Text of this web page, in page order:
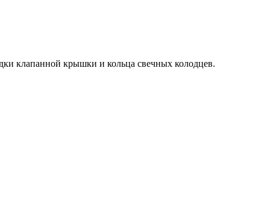
клапанной крышки и кольца свечных колодцев.